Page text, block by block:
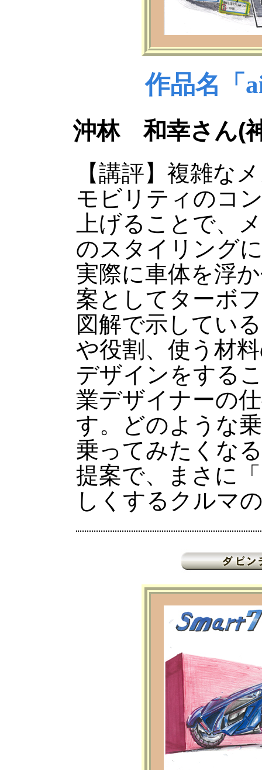
作品名「
沖林 和幸さん(
【講評】複雑な
モビリティのコ
上げることで、
のスタイリング
実際に車体を浮
案としてターボ
図解で示してい
や役割、使う材
デザインをする
業デザイナーの
す。どのような
乗ってみたくな
提案で、まさに
しくするクルマ